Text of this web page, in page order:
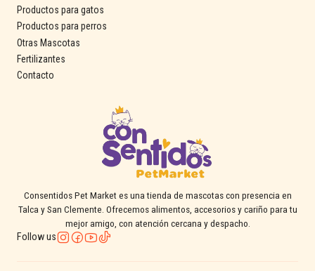
Productos para gatos
Productos para perros
Otras Mascotas
Fertilizantes
Contacto
Consentidos Pet Market es una tienda de mascotas con presencia en
Talca y San Clemente. Ofrecemos alimentos, accesorios y cariño para tu
mejor amigo, con atención cercana y despacho.
Follow us